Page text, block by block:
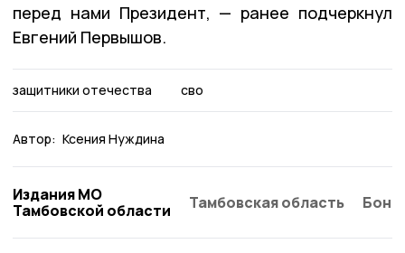
перед нами Президент, — ранее подчеркнул
Евгений Первышов.
защитники отечества сво
Автор: Ксения Нуждина
Издания МО
Тамбовской области
Тамбовская область